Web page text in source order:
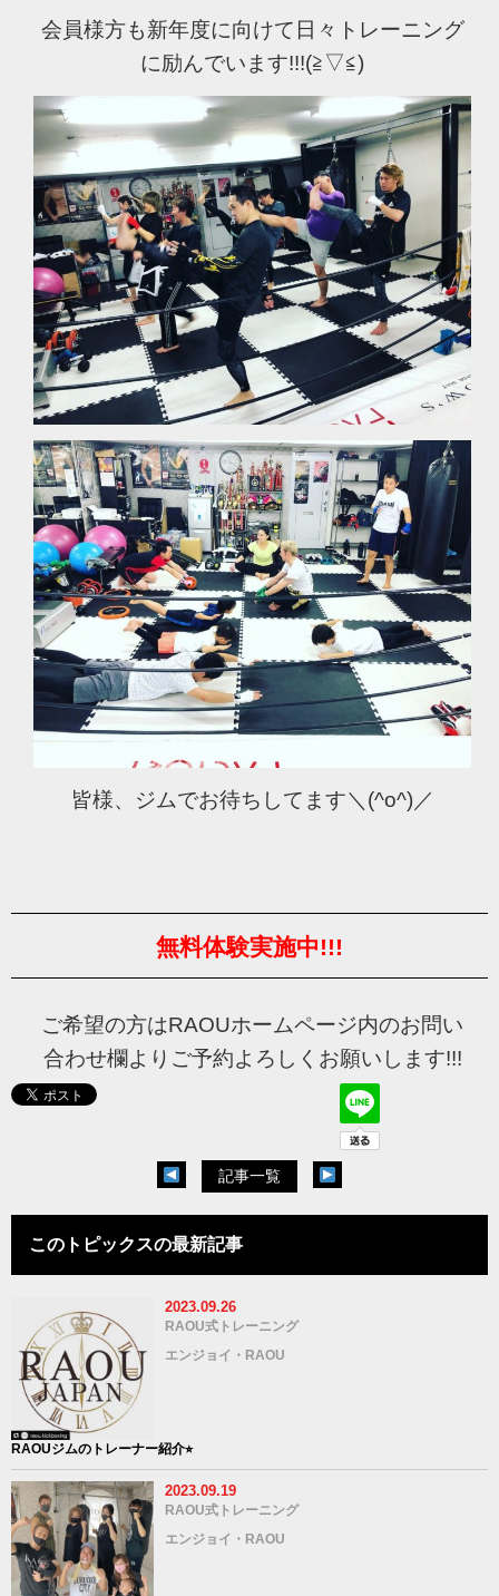
会員様方も新年度に向けて日々トレーニング
に励んでいます!!!(≧▽≦)
皆様、ジムでお待ちしてます＼(^o^)／
無料体験実施中!!!
ご希望の方はRAOUホームページ内のお問い
合わせ欄よりご予約よろしくお願いします!!!
記事一覧
このトピックスの最新記事
2023.09.26
RAOU式トレーニング
エンジョイ・RAOU
RAOUジムのトレーナー紹介⭐︎
2023.09.19
RAOU式トレーニング
エンジョイ・RAOU